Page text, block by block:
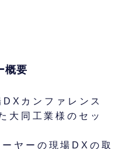
概要
カンファレンス
大同工業様のセッ
ヤーの現場DXの取